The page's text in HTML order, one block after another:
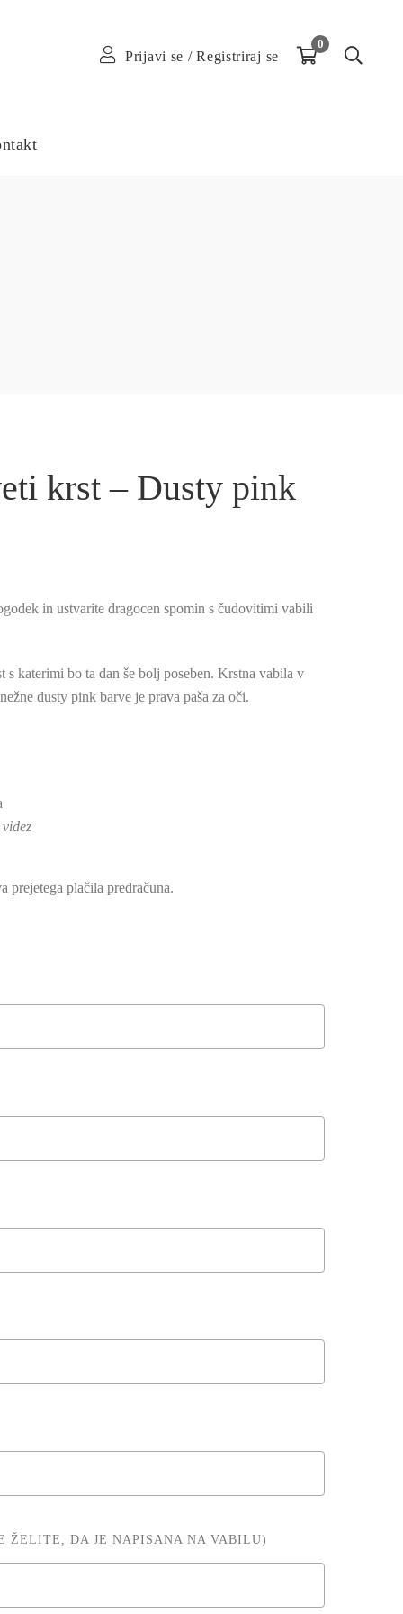
Prijavi se /Registriraj se
0
krst – Dusty pink
in ustvarite dragocen spomin s čudovitimi vabili
s katerimi bo ta dan še bolj poseben. Krstna vabila v
dusty pink barve je prava paša za oči.
prejetega plačila predračuna.
ŽELITE, DA JE NAPISANA NA VABILU)